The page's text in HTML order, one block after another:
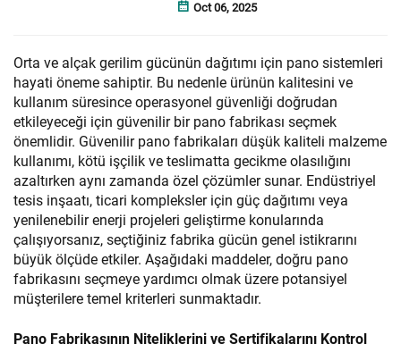
İndir
Bize Ulaşın
Oct 06, 2025
Orta ve alçak gerilim gücünün dağıtımı için pano sistemleri
hayati öneme sahiptir. Bu nedenle ürünün kalitesini ve
kullanım süresince operasyonel güvenliği doğrudan
etkileyeceği için güvenilir bir pano fabrikası seçmek
önemlidir. Güvenilir pano fabrikaları düşük kaliteli malzeme
kullanımı, kötü işçilik ve teslimatta gecikme olasılığını
azaltırken aynı zamanda özel çözümler sunar. Endüstriyel
tesis inşaatı, ticari kompleksler için güç dağıtımı veya
yenilenebilir enerji projeleri geliştirme konularında
çalışıyorsanız, seçtiğiniz fabrika gücün genel istikrarını
büyük ölçüde etkiler. Aşağıdaki maddeler, doğru pano
fabrikasını seçmeye yardımcı olmak üzere potansiyel
müşterilere temel kriterleri sunmaktadır.
Pano Fabrikasının Niteliklerini ve Sertifikalarını Kontrol